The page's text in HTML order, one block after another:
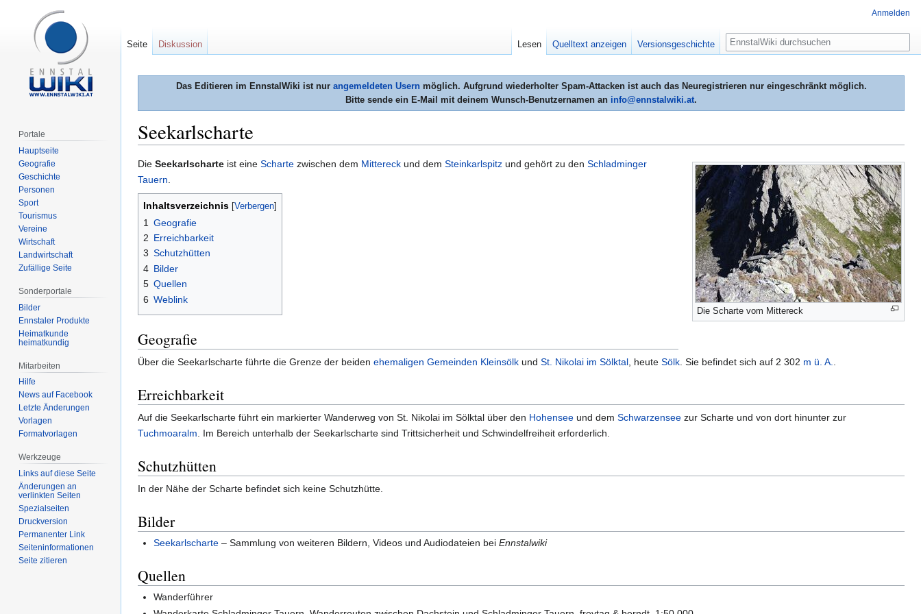
Das Editieren im EnnstalWiki ist nur angemeldeten Usernmöglich. Aufgrund wiederholter Spam-Attacken ist auch das Neuregistrieren nur eingeschränkt möglich.
Bitte sende ein E-Mail mit deinem Wunsch-Benutzernamen an info@ennstalwiki.at.
Seekarlscharte
Zur
Navigation
springen
Zur
Suche
springen
Die Scharte vom Mittereck
Die Seekarlscharte ist eine Scharte zwischen dem Mittereck und dem Steinkarlspitz und gehört zu den Schladminger
Tauern.
Inhaltsverzeichnis
1
Geografie
2
Erreichbarkeit
3 Schutzhütten
4 Bilder
5 Quellen
6 Weblink
Geografie
Über die Seekarlscharte führte die Grenze der beiden ehemaligen Gemeinden Kleinsölk und St. Nikolai im Sölktal, heute Sölk. Sie befindet sich auf 2 302 m ü. A..
Erreichbarkeit
Auf die Seekarlscharte führt ein markierter Wanderweg von St. Nikolai im Sölktal über den Hohensee und dem Schwarzensee zur Scharte und von dort hinunter zur
Tuchmoaralm . Im Bereich unterhalb der Seekarlscharte sind Trittsicherheit und Schwindelfreiheit erforderlich.
Schutzhütten
In der Nähe der Scharte befindet sich keine Schutzhütte.
Bilder
Seekarlscharte – Sammlung von weiteren Bildern, Videos und Audiodateien beiEnnstalwiki
Quellen
Wanderführer
Anmelden
Seite Diskussion Lesen Quelltext anzeigen Versionsgeschichte
Suche
Portale
Hauptseite
Geografie
Geschichte
Personen
Sport
Tourismus
Vereine
Wirtschaft
Landwirtschaft
Zufällige Seite
Sonderportale
Bilder
Ennstaler Produkte
Heimatkunde
heimatkundig
Mitarbeiten
Hilfe
News auf Facebook
Letzte Änderungen
Vorlagen
Formatvorlagen
Werkzeuge
Links auf diese Seite
Änderungen an
verlinkten Seiten
Spezialseiten
Druckversion
Permanenter Link
Seiten­informationen
Seite zitieren